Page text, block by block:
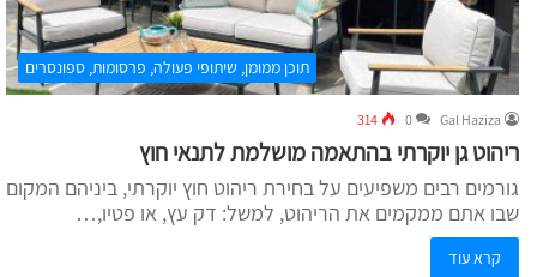
תוכן ממומן, שיתופי פעולה, פרסומות, ספונסרים
Gal Haziza
0
314
ריהוט גן יוקרתי בהתאמה מושלמת לתנאי חוץ
גורמים רבים משפיעים על בחירת ריהוט חוץ יוקרתי, ביניהם המקום
שבו אתם ממקמים את הריהוט, למשל: דק עץ, או פטיו,…
קרא עוד